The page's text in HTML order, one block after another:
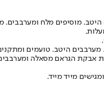
מלח ומערבבים. מכסים את
טועמים ומתקנים תיבול.
אבקת הגראם מסאלה
מייד מייד.